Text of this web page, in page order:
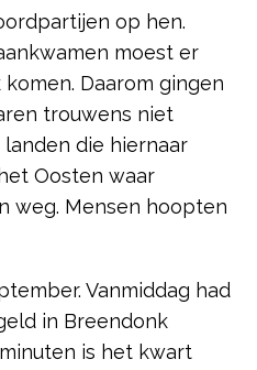
op hen.
moest er
Daarom gingen
trouwens niet
die hiernaar
Oosten waar
weg. Mensen hoopten
Vanmiddag had
in Breendonk
is het kwart